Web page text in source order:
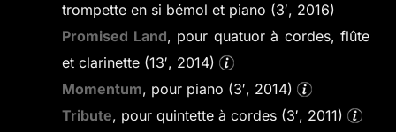
trompette en si bémol et piano (3′, 2016)
Promised Land, pour quatuor à cordes, flûte
et clarinette (13′, 2014)
Momentum, pour piano (3′, 2014)
Tribute, pour quintette à cordes (3′, 2011)